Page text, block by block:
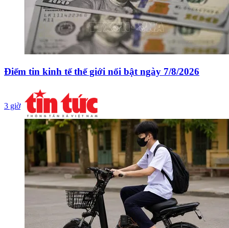
Điểm tin kinh tế thế giới nổi bật ngày 7/8/2026
3 giờ